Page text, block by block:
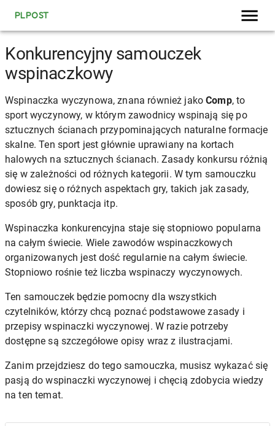
PLPOST
Konkurencyjny samouczek
wspinaczkowy
Wspinaczka wyczynowa, znana również jakoComp, to
sport wyczynowy, w którym zawodnicy wspinają się po
sztucznych ścianach przypominających naturalne formacje
skalne. Ten sport jest głównie uprawiany na kortach
halowych na sztucznych ścianach. Zasady konkursu różnią
się w zależności od różnych kategorii. W tym samouczku
dowiesz się o różnych aspektach gry, takich jak zasady,
sposób gry, punktacja itp.
Wspinaczka konkurencyjna staje się stopniowo popularna
na całym świecie. Wiele zawodów wspinaczkowych
organizowanych jest dość regularnie na całym świecie.
Stopniowo rośnie też liczba wspinaczy wyczynowych.
Ten samouczek będzie pomocny dla wszystkich
czytelników, którzy chcą poznać podstawowe zasady i
przepisy wspinaczki wyczynowej. W razie potrzeby
dostępne są szczegółowe opisy wraz z ilustracjami.
Zanim przejdziesz do tego samouczka, musisz wykazać się
pasją do wspinaczki wyczynowej i chęcią zdobycia wiedzy
na ten temat.